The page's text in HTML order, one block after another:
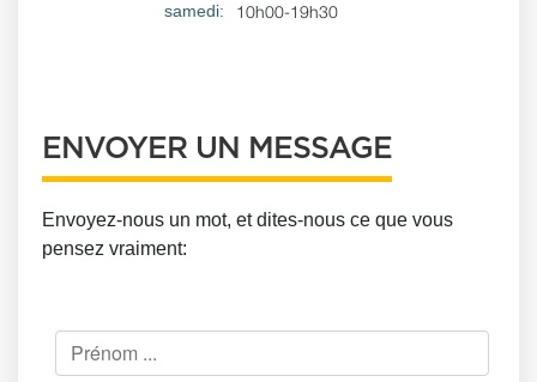
samedi: 10h00-19h30
ENVOYER UN MESSAGE
Envoyez-nous un mot, et dites-nous ce que vous
pensez vraiment: